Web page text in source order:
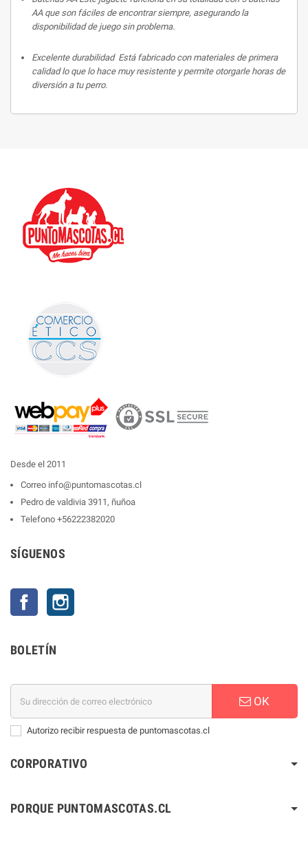
AA que son fáciles de encontrar siempre, asegurando la
disponibilidad de juego sin problema.
Excelente durabilidad Está fabricado con materiales de primera
calidad lo que lo hace muy resistente y permite otorgarle horas de
diversión a tu perro.
Desde el 2011
Correo info@puntomascotas.cl
Pedro de valdivia 3911, ñuñoa
Telefono +56222382020
SÍGUENOS
Facebook
BOLETÍN
OK
Autorizo recibir respuesta de puntomascotas.cl
CORPORATIVO
PORQUE PUNTOMASCOTAS.CL